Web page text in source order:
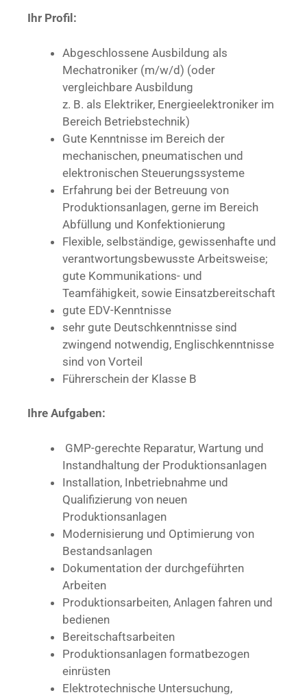
Ihr Profil:
Abgeschlossene Ausbildung als
Mechatroniker (m/w/d) (oder
vergleichbare Ausbildung
z. B. als Elektriker, Energieelektroniker im
Bereich Betriebstechnik)
Gute Kenntnisse im Bereich der
mechanischen, pneumatischen und
elektronischen Steuerungssysteme
Erfahrung bei der Betreuung von
Produktionsanlagen, gerne im Bereich
Abfüllung und Konfektionierung
Flexible, selbständige, gewissenhafte und
verantwortungsbewusste Arbeitsweise;
gute Kommunikations- und
Teamfähigkeit, sowie Einsatzbereitschaft
gute EDV-Kenntnisse
sehr gute Deutschkenntnisse sind
zwingend notwendig, Englischkenntnisse
sind von Vorteil
Führerschein der Klasse B
Ihre Aufgaben:
GMP-gerechte Reparatur, Wartung und
Instandhaltung der Produktionsanlagen
Installation, Inbetriebnahme und
Qualifizierung von neuen
Produktionsanlagen
Modernisierung und Optimierung von
Bestandsanlagen
Dokumentation der durchgeführten
Arbeiten
Produktionsarbeiten, Anlagen fahren und
bedienen
Bereitschaftsarbeiten
Produktionsanlagen formatbezogen
einrüsten
Elektrotechnische Untersuchung,